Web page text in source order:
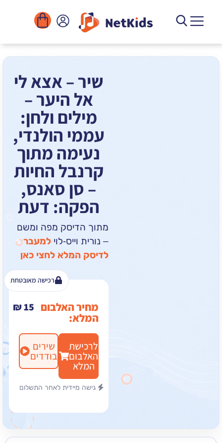
שיר – אצא לי
אל היער –
מילים ולחן:
עממי הולנדי,
נעימה מתוך
קרנבל החיות
– סן סאנס,
הפקה: דעת
מתוך הדיסק מפה ומשם
– נורית וייס-לוילמעבר
לדיסק המלא לחצי כאן
מחיר האלבום ₪15
שירים
בודדים
גישה מיידית לאחר התשלום
רכישה מאובטחת